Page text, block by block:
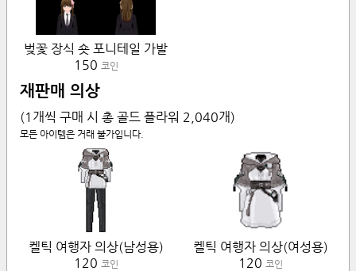
벚꽃 장식 숏 포니테일 가발
150 코인
재판매 의상
(1개씩 구매 시 총 골드 플라워 2,040개)
모든 아이템은 거래 불가입니다.
켈틱 여행자 의상(남성용)
120 코인
켈틱 여행자 의상(여성용)
120 코인